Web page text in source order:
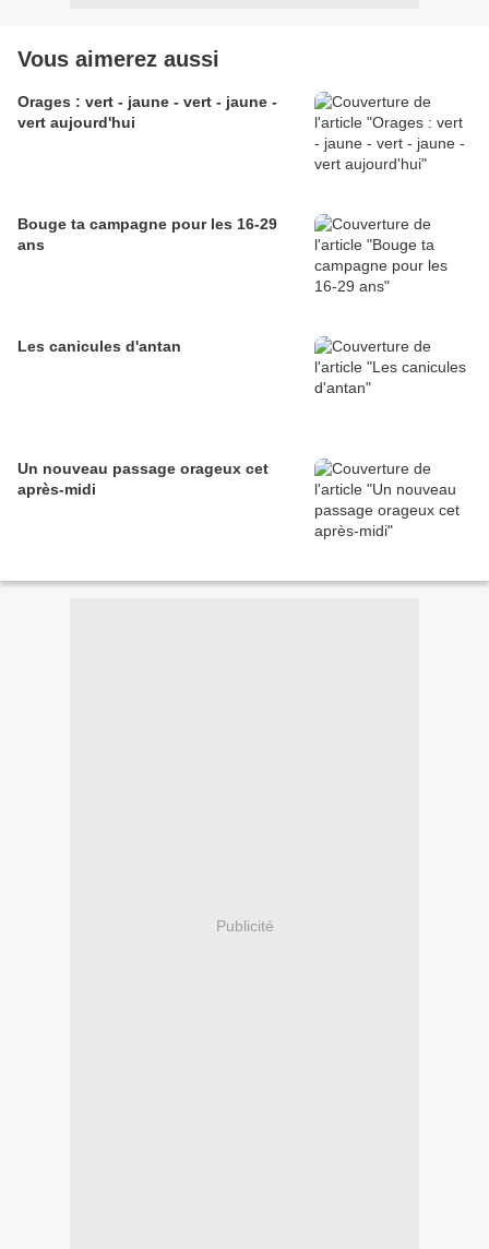
Vous aimerez aussi
Orages : vert - jaune - vert - jaune -
vert aujourd'hui
Bouge ta campagne pour les 16-29
ans
Les canicules d'antan
Un nouveau passage orageux cet
après-midi
Publicité